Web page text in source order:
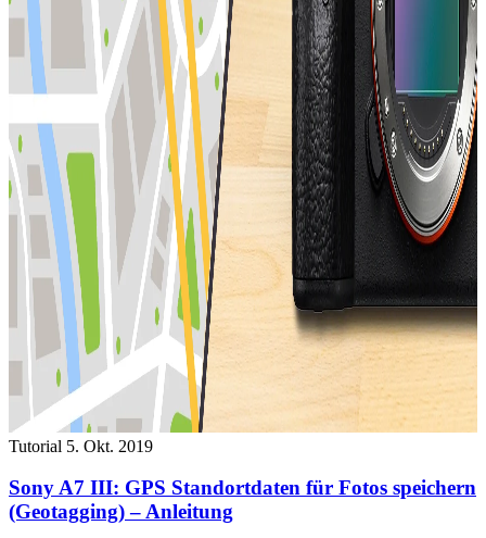
Tutorial 5. Okt. 2019
Sony A7 III: GPS Standortdaten für Fotos speichern
(Geotagging) – Anleitung